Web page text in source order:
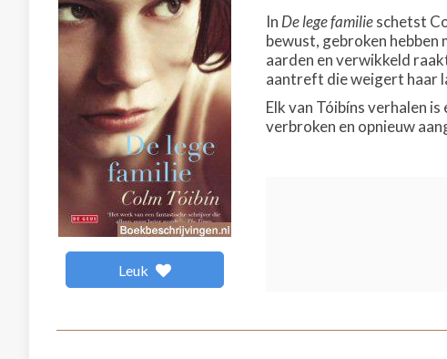
Leuk
In De lege familieschetst
bewust, gebroken hebben
aarden en verwikkeld
aantreft die weigert haar
Elk van Tóibíns verhalen
verbroken en opnieuw